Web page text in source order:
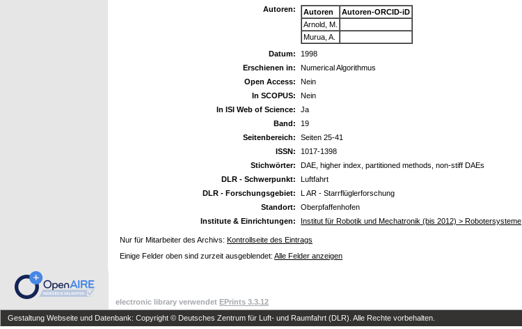
Autoren:
Autoren
Autoren-ORCID-iD
Arnold, M.
Murua, A.
Datum:
1998
Erschienen in:
Numerical Algorithmus
Open Access:
Nein
In SCOPUS:
Nein
In ISI Web of Science:
Ja
Band:
19
Seitenbereich:
Seiten 25-41
ISSN:
1017-1398
Stichwörter:
DAE, higher index, partitioned methods, non-stiff DAEs
DLR - Schwerpunkt:
Luftfahrt
DLR - Forschungsgebiet:
L AR - Starrflüglerforschung
Standort:
Oberpfaffenhofen
Institute & Einrichtungen:
Institut für Robotik und Mechatronik (bis 2012) > Robotersysteme
Nur für Mitarbeiter des Archivs: Kontrollseite des Eintrags
Einige Felder oben sind zurzeit ausgeblendet: Alle Felder anzeigen
electronic library verwendet EPrints 3.3.12
Gestaltung Webseite und Datenbank: Copyright © Deutsches Zentrum für Luft- und Raumfahrt (DLR). Alle Rechte vorbehalten.